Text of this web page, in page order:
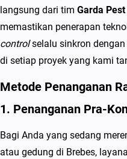
langsung dari tim Garda
memastikan penerapan
controlselalu sinkron
di setiap proyek yang kami
Metode Penanganan
1. Penanganan Pra-
Bagi Anda yang sedang
atau gedung di Brebes,